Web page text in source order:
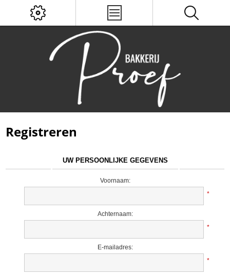
Registreren
UW PERSOONLIJKE GEGEVENS
Voornaam:
*
Achternaam:
*
E-mailadres:
*